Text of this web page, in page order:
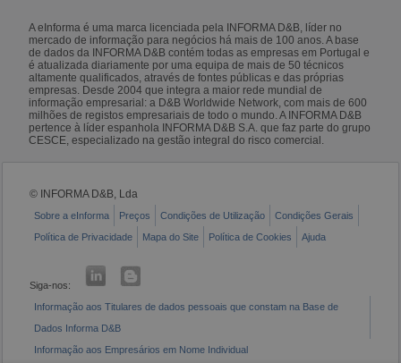
A eInforma é uma marca licenciada pela INFORMA D&B, líder no
mercado de informação para negócios há mais de 100 anos. A base
de dados da INFORMA D&B contém todas as empresas em Portugal e
é atualizada diariamente por uma equipa de mais de 50 técnicos
altamente qualificados, através de fontes públicas e das próprias
empresas. Desde 2004 que integra a maior rede mundial de
informação empresarial: a D&B Worldwide Network, com mais de 600
milhões de registos empresariais de todo o mundo. A INFORMA D&B
pertence à líder espanhola INFORMA D&B S.A. que faz parte do grupo
CESCE, especializado na gestão integral do risco comercial.
© INFORMA D&B, Lda
Sobre a eInforma Preços Condições de Utilização
Condições Gerais
Política de Privacidade
Mapa do Site Política de Cookies Ajuda
Siga-nos:
Informação aos Titulares de dados pessoais que constam na Base de
Dados Informa D&B
Informação aos Empresários em Nome Individual